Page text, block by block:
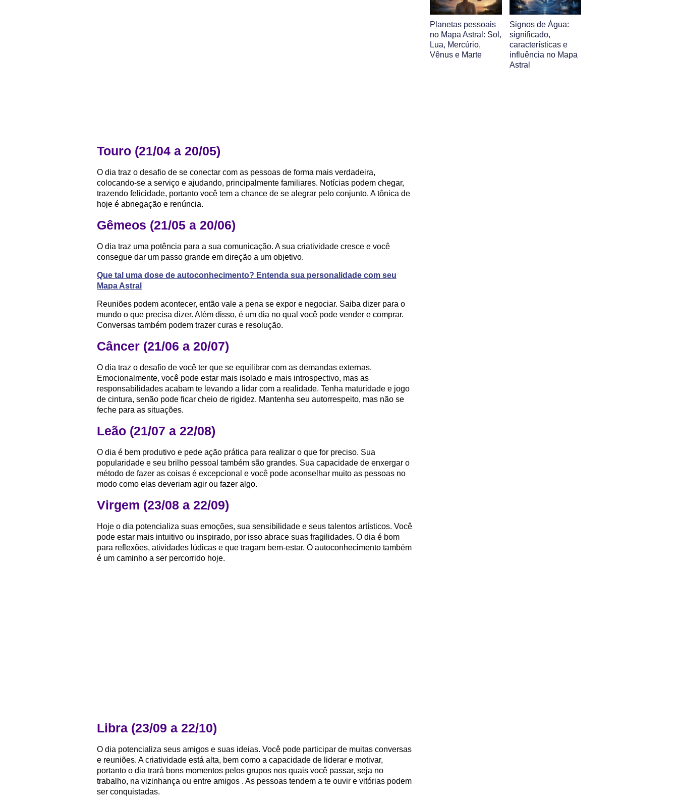
Touro (21/04 a 20/05)
O dia traz o desafio de se conectar com as pessoas de forma mais verdadeira,
colocando-se a serviço e ajudando, principalmente familiares. Notícias podem chegar,
trazendo felicidade, portanto você tem a chance de se alegrar pelo conjunto. A tônica de
hoje é abnegação e renúncia.
Gêmeos (21/05 a 20/06)
O dia traz uma potência para a sua comunicação. A sua criatividade cresce e você
consegue dar um passo grande em direção a um objetivo.
Que tal uma dose de autoconhecimento? Entenda sua personalidade com seu
Mapa Astral
Reuniões podem acontecer, então vale a pena se expor e negociar. Saiba dizer para o
mundo o que precisa dizer. Além disso, é um dia no qual você pode vender e comprar.
Conversas também podem trazer curas e resolução.
Câncer (21/06 a 20/07)
O dia traz o desafio de você ter que se equilibrar com as demandas externas.
Emocionalmente, você pode estar mais isolado e mais introspectivo, mas as
responsabilidades acabam te levando a lidar com a realidade. Tenha maturidade e jogo
de cintura, senão pode ficar cheio de rigidez. Mantenha seu autorrespeito, mas não se
feche para as situações.
Leão (21/07 a 22/08)
O dia é bem produtivo e pede ação prática para realizar o que for preciso. Sua
popularidade e seu brilho pessoal também são grandes. Sua capacidade de enxergar o
método de fazer as coisas é excepcional e você pode aconselhar muito as pessoas no
modo como elas deveriam agir ou fazer algo.
Virgem (23/08 a 22/09)
Hoje o dia potencializa suas emoções, sua sensibilidade e seus talentos artísticos. Você
pode estar mais intuitivo ou inspirado, por isso abrace suas fragilidades. O dia é bom
para reflexões, atividades lúdicas e que tragam bem-estar. O autoconhecimento também
é um caminho a ser percorrido hoje.
Libra (23/09 a 22/10)
O dia potencializa seus amigos e suas ideias. Você pode participar de muitas conversas
e reuniões. A criatividade está alta, bem como a capacidade de liderar e motivar,
portanto o dia trará bons momentos pelos grupos nos quais você passar, seja no
trabalho, na vizinhança ou entre amigos . As pessoas tendem a te ouvir e vitórias podem
ser conquistadas.
Planetas pessoais
no Mapa Astral: Sol,
Lua, Mercúrio,
Vênus e Marte
Signos de Água:
significado,
características e
influência no Mapa
Astral